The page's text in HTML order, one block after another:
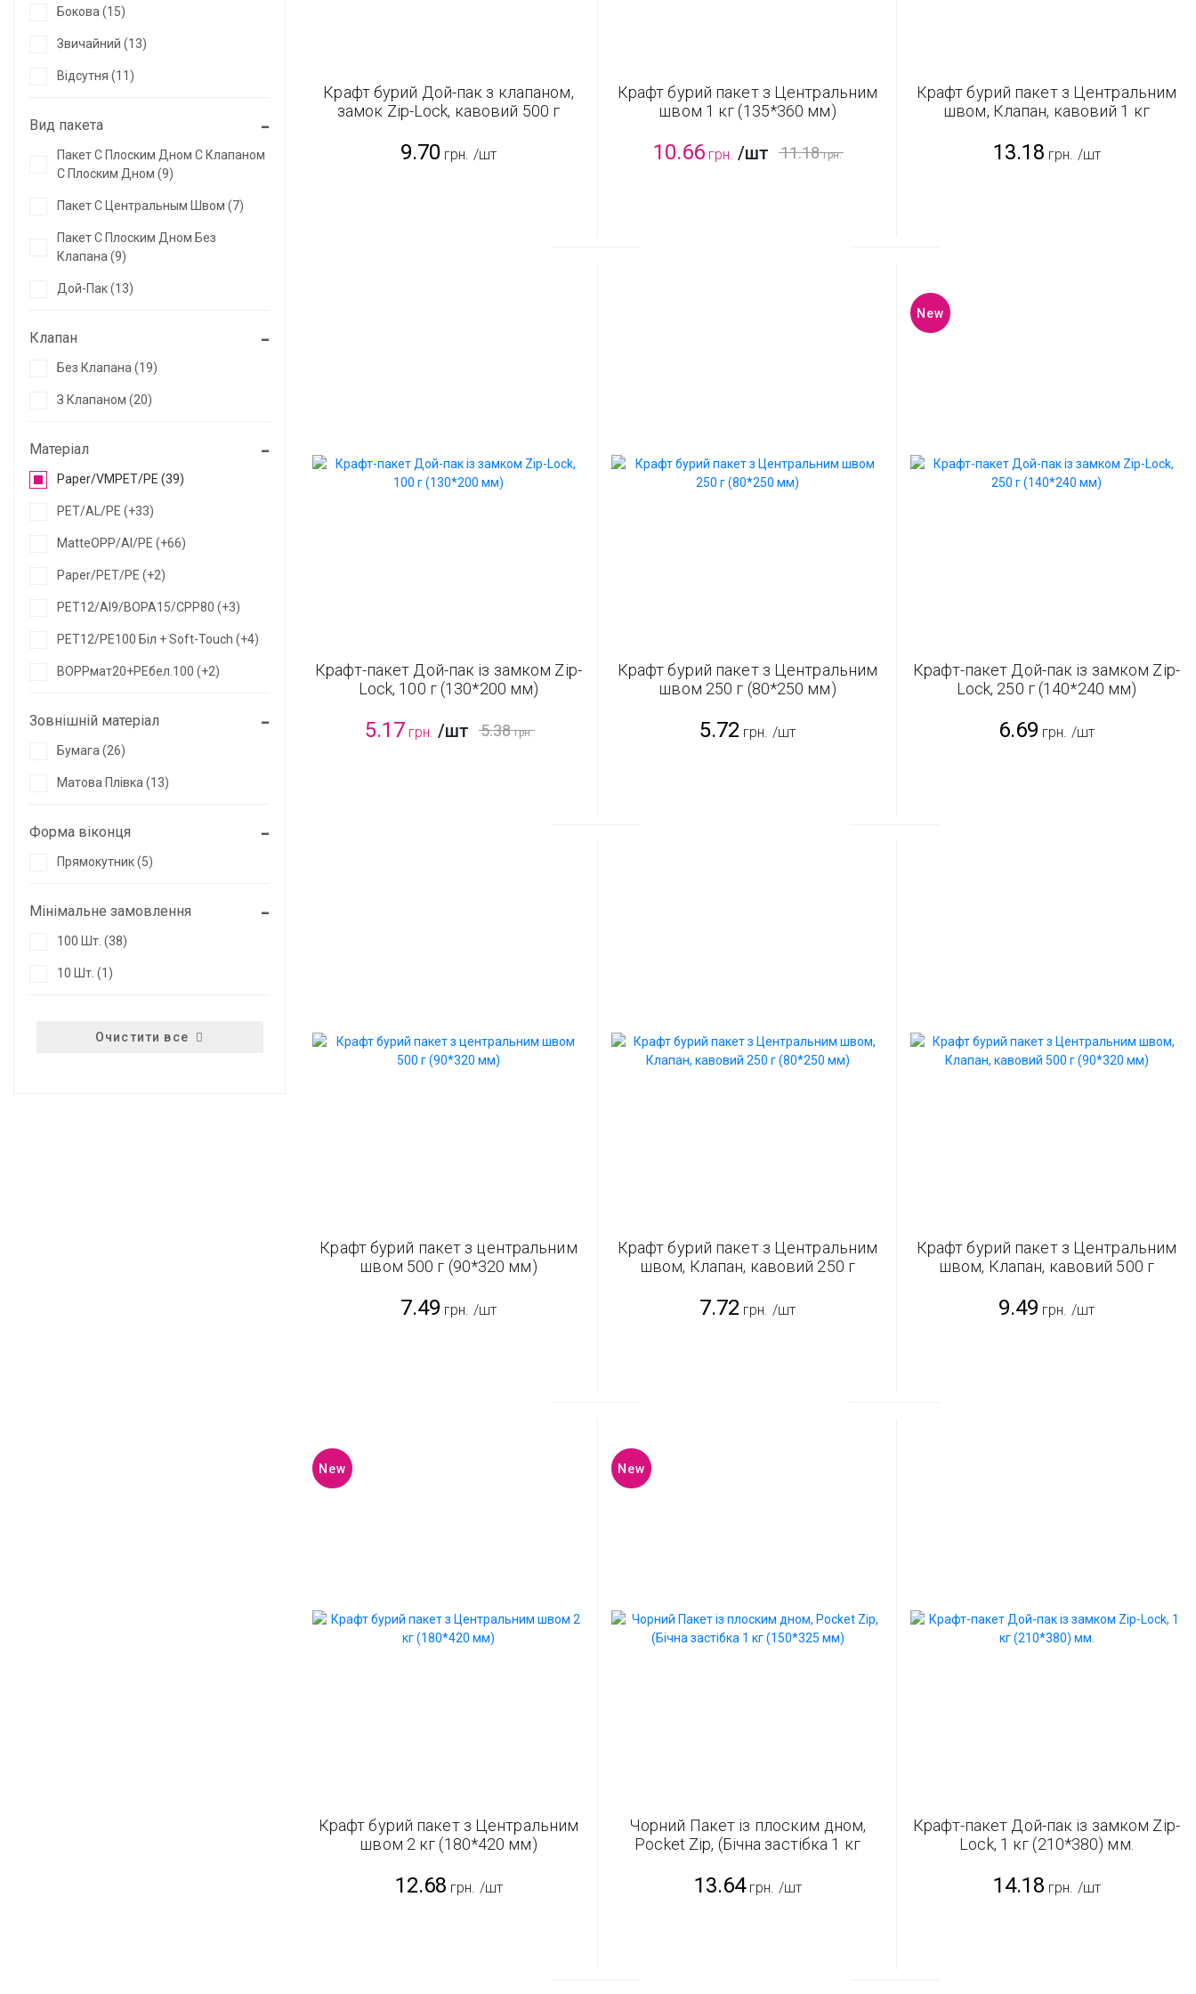
Бокова (15)
Звичайний (13)
Відсутня (11)
Вид пакета
Пакет С Плоским Дном С Клапаном
С Плоским Дном (9)
Пакет С Центральным Швом (7)
Пакет С Плоским Дном Без
Клапана (9)
Дой-Пак (13)
Клапан
Без Клапана (19)
З Клапаном (20)
Матеріал
Paper/VMPET/PE (39)
PET/AL/PE (+33)
MatteOPP/Al/PE (+66)
Paper/PET/PE (+2)
PET12/Al9/BOPA15/CPP80 (+3)
PET12/PE100 Біл + Soft-Touch (+4)
ВОРРмат20+РЕбел.100 (+2)
Зовнішній матеріал
Бумага (26)
Матова Плівка (13)
Форма віконця
Прямокутник (5)
Мінімальне замовлення
100 Шт. (38)
10 Шт. (1)
Очистити все
Крафт бурий Дой-пак з клапаном,
замок Zip-Lock, кавовий 500 г
9.70 грн. /шт
Крафт бурий пакет з Центральним
швом 1 кг (135*360 мм)
10.66 грн. /шт 11.18 грн.
Крафт бурий пакет з Центральним
швом, Клапан, кавовий 1 кг
13.18 грн. /шт
Крафт-пакет Дой-пак із замком Zip-
Lock, 100 г (130*200 мм)
5.17 грн. /шт 5.38 грн.
Крафт бурий пакет з Центральним
швом 250 г (80*250 мм)
5.72 грн. /шт
New
Крафт-пакет Дой-пак із замком Zip-
Lock, 250 г (140*240 мм)
6.69 грн. /шт
Крафт бурий пакет з центральним
швом 500 г (90*320 мм)
7.49 грн. /шт
Крафт бурий пакет з Центральним
швом, Клапан, кавовий 250 г
7.72 грн. /шт
Крафт бурий пакет з Центральним
швом, Клапан, кавовий 500 г
9.49 грн. /шт
New
Крафт бурий пакет з Центральним
швом 2 кг (180*420 мм)
12.68 грн. /шт
New
Чорний Пакет із плоским дном,
Pocket Zip, (Бічна застібка 1 кг
13.64 грн. /шт
Крафт-пакет Дой-пак із замком Zip-
Lock, 1 кг (210*380) мм.
14.18 грн. /шт